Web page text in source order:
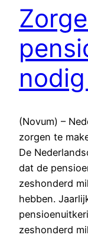
(Novum) –
zorgen te
De
dat de
zeshonderd
hebben.
zeshonderd